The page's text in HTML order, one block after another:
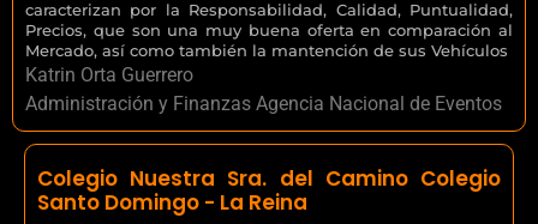
caracterizan por la Responsabilidad, Calidad, Puntualidad,
Precios, que son una muy buena oferta en comparación al
Mercado, así como también la mantención de sus Vehículos
Katrin Orta Guerrero
Administración y Finanzas Agencia Nacional de Eventos
Colegio Nuestra Sra. del Camino Colegio
Santo Domingo - La Reina